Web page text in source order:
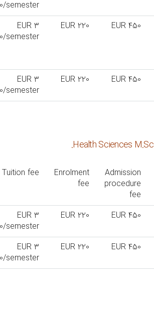
semester
EUR 450
EUR 220
EUR 3
semester
EUR 450
EUR 220
EUR 3
semester
Health Sciences M.Sc.
Admission
procedure
fee
Enrolment
fee
Tuition fee
EUR 450
EUR 220
EUR 3
semester
EUR 450
EUR 220
EUR 3
semester